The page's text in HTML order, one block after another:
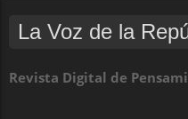
La Voz de la
Revista Digital de